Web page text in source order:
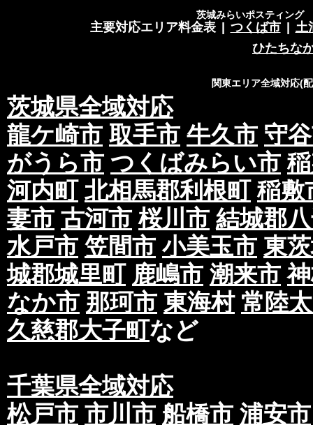
茨城みらいポスティング
主要対応エリア料金表 つくば市
土
ひたちな
関東エリア全域対応(
茨城県全域対応
龍ケ崎市 取手市 牛久市 守
がうら市 つくばみらい市
河内町 北相馬郡利根町 稲敷
妻市 古河市 桜川市 結城郡
水戸市 笠間市 小美玉市 東
城郡城里町 鹿嶋市 潮来市
なか市 那珂市 東海村 常陸
久慈郡大子町など
千葉県全域対応
松戸市 市川市 船橋市 浦安市